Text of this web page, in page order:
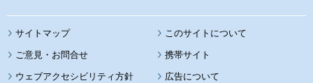
サイトマップ このサイトについて
携帯サイト
ウェブアクセシビリティ方針 広告について